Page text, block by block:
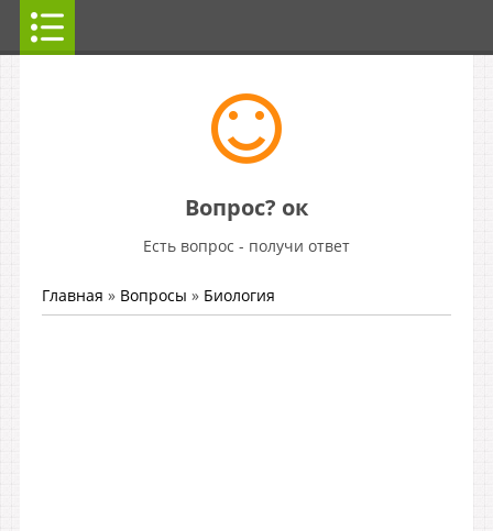
Вопрос? ок
Есть вопрос - получи ответ
Главная » Вопросы » Биология